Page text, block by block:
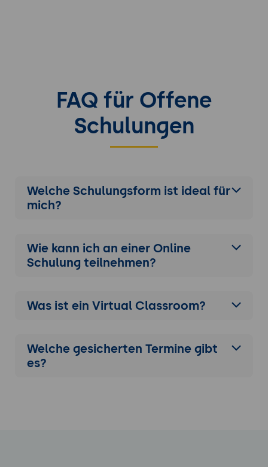
FAQ für Offene
Schulungen
Welche Schulungsform ist ideal für
mich?
Wie kann ich an einer Online
Schulung teilnehmen?
Was ist ein Virtual Classroom?
Welche gesicherten Termine gibt
es?